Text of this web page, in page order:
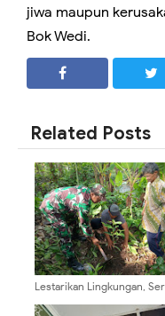
jiwa maupun
Bok Wedi.
Related Posts
Lestarikan Lingkungan,
Sidodadi Tanam Pohon